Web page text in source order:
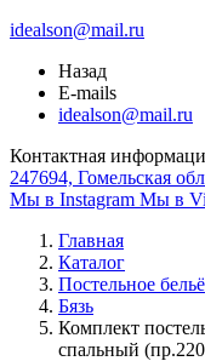
idealson@mail.ru
Назад
E-mails
idealson@mail.ru
Контактная
247694, Гомельская
Мы в Instagram Мы в
Главная
Каталог
Постельное бельё
Бязь
Комплект
спальный